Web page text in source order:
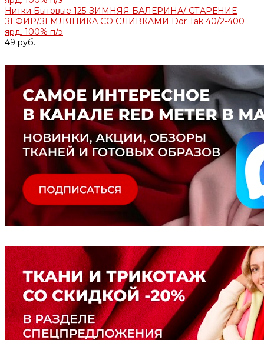
Нитки Бытовые 125-ЗИМНЯЯ БАЛЕРИНА/ СТАРЕНИЕ
ЗЕФИР/ЗЕМЛЯНИКА СО СЛИВКАМИ Dor Tak 40/2-400
ярд. 100% п/э
49 руб.